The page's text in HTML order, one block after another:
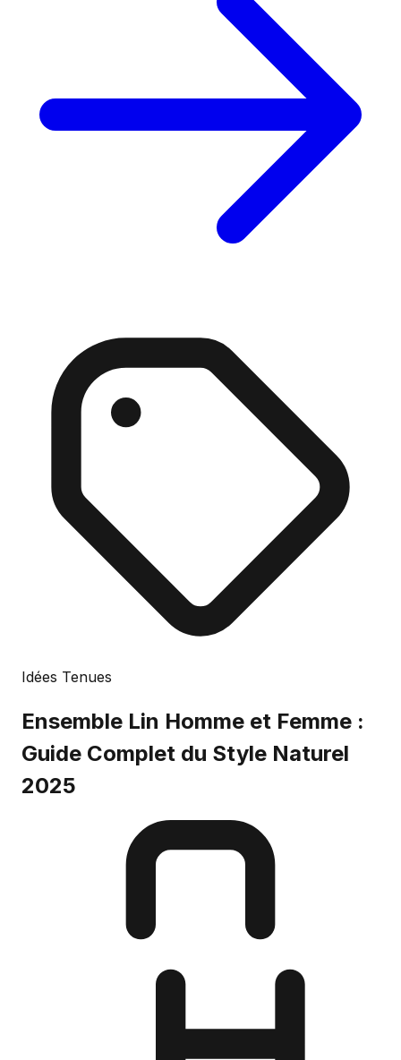
Idées Tenues
Ensemble Lin Homme et Femme :
Guide Complet du Style Naturel
2025